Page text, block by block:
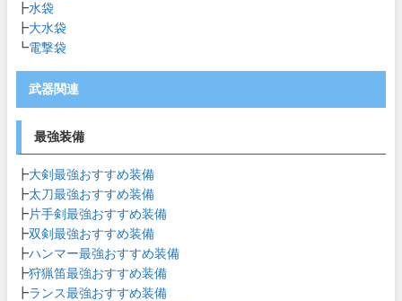
┣水袋
┣大水袋
┗電撃袋
武器関連
最強装備
┣大剣最強おすすめ装備
┣太刀最強おすすめ装備
┣片手剣最強おすすめ装備
┣双剣最強おすすめ装備
┣ハンマー最強おすすめ装備
┣狩猟笛最強おすすめ装備
┣ランス最強おすすめ装備